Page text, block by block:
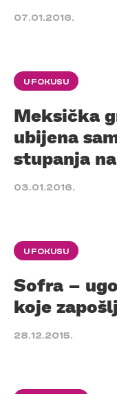
07.01.2016.
U FOKUSU
Meksička
ubijena
stupanja
03.01.2016.
U FOKUSU
Sofra –
koje
28.12.2015.